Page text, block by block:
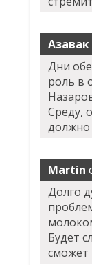
Азавак
Дни
роль в
Среду,
должно
Martin
Долго
Будет
сможет